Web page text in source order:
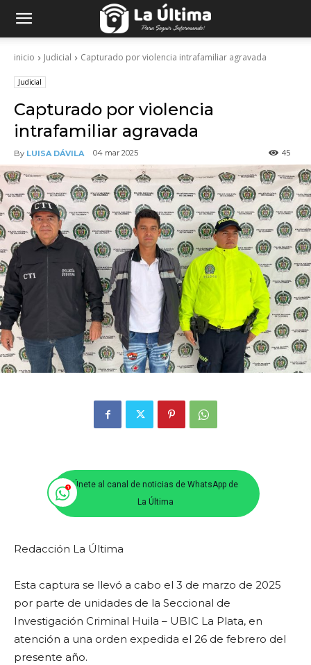
inicio Judicial Capturado por violencia intrafamiliar agravada
Judicial
Capturado por violencia
intrafamiliar agravada
By LUISA DÁVILA 04 mar 2025 45
Únete al canal de noticias de WhatsApp de
La Última
Redacción La Última
Esta captura se llevó a cabo el 3 de marzo de 2025
por parte de unidades de la Seccional de
Investigación Criminal Huila – UBIC La Plata, en
atención a una orden expedida el 26 de febrero del
presente año.